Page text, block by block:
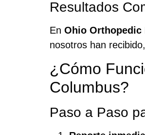
Resultados
En Ohio Orthopedic
nosotros han
¿Cómo
Columbus?
Paso a Paso